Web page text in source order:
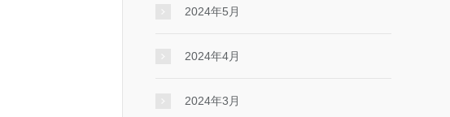
2024年5月
2024年4月
2024年3月